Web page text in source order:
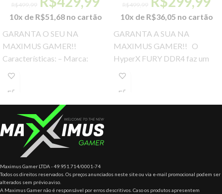
R$499,99
10x de R$51,68 no cartão
GARANTA O SEU NA
MAXIMUS GAMER!!
Características: – Marca:
Cougar – Modelo: 10024-7
R$499,99
10x de R$36,05 no cartão
GARANTA A SUA NA
MAXIMUS GAMER!! O
HyperX FURY DDR4 faz um
overclock automático com a
Maximus Gamer LTDA - 49.951.714/0001-74
Todos os direitos reservados. Os preços anunciados neste site ou via e-mail promocional podem ser
alterados sem prévio aviso.
A Maximus Gamer não é responsável por erros descritivos. Caso os produtos apresentem